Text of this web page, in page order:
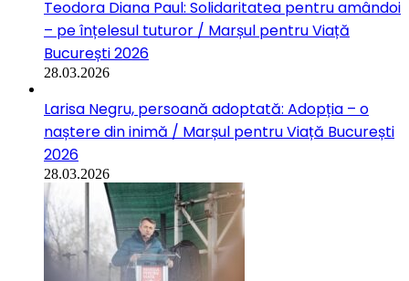
Teodora Diana Paul: Solidaritatea pentru amândoi
– pe înțelesul tuturor / Marșul pentru Viață
București 2026
28.03.2026
Larisa Negru, persoană adoptată: Adopția – o
naștere din inimă / Marșul pentru Viață București
2026
28.03.2026